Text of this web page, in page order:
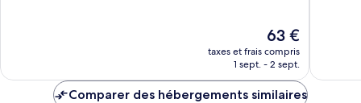
Le
nouveau
prix
de
63 €
taxes et frais compris
1 sept. - 2 sept.
Comparer des hébergements similaires